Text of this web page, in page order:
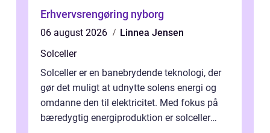
Erhvervsrengøring nyborg
06 august 2026
Linnea Jensen
Solceller
Solceller er en banebrydende teknologi, der
gør det muligt at udnytte solens energi og
omdanne den til elektricitet. Med fokus på
bæredygtig energiproduktion er solceller